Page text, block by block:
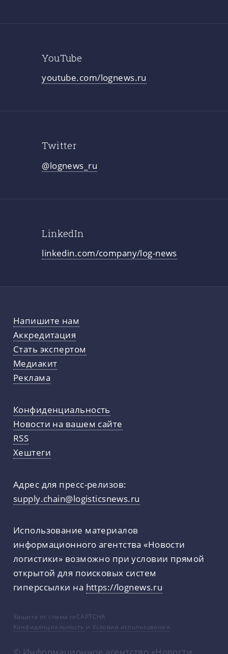
YouTube
youtube.com/lognews.ru
Twitter
@lognews_ru
LinkedIn
linkedin.com/company/log-news
Напишите нам
Аккредитация
Стать экспертом
Медиакит
Реклама
Конфиденциальность
Новости на вашем сайте
RSS
Хештеги
Адрес для пресс-релизов:
supply.chain@logisticsnews.ru
Использование материалов
информационного агентства «Новости
логистики» возможно при условии прямой
открытой для поисковых систем
гиперссылки на https://lognews.ru
Защита от спама reCAPTCHA
Конфиденциальность иУсловия использования.